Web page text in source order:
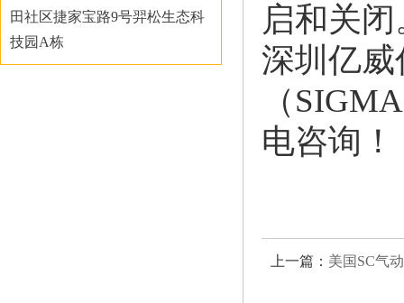
田社区捷家宝路9号羿松生态科
技园A栋
启和关闭
深圳亿
（
电咨询！
上一篇： 美国SC气